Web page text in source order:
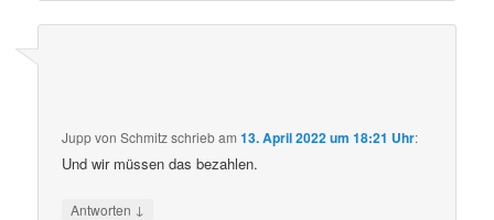
Jupp von Schmitzschriebam13. April 2022 um 18:21 Uhr:
Und wir müssen das bezahlen.
Antworten ↓